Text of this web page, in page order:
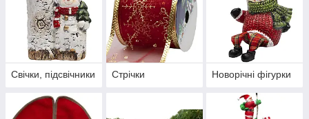
Свічки, підсвічники Стрічки Новорічні фігурки